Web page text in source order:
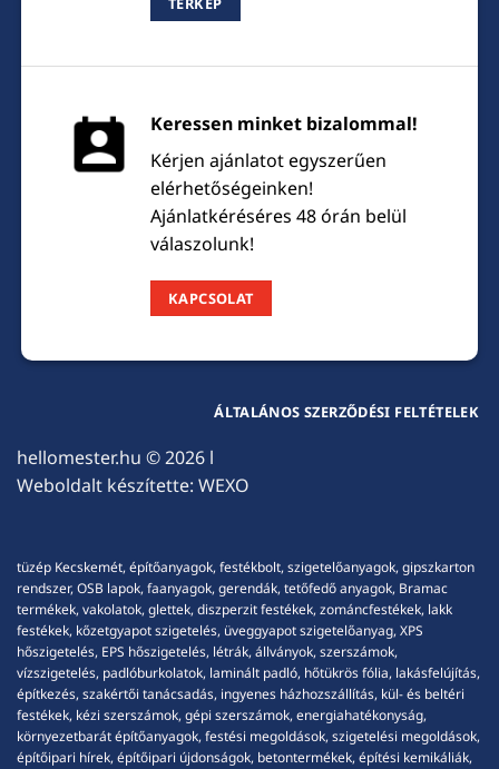
Keressen minket bizalommal!
Kérjen ajánlatot egyszerűen
elérhetőségeinken!
Ajánlatkéréséres 48 órán belül
válaszolunk!
KAPCSOLAT
hellomester.hu © 2026 l
Weboldalt készítette: WEXO
ÁLTALÁNOS SZERZŐDÉSI FELTÉTELEK
tüzép Kecskemét, építőanyagok, festékbolt, szigetelőanyagok, gipszkarton
rendszer, OSB lapok, faanyagok, gerendák, tetőfedő anyagok, Bramac
termékek, vakolatok, glettek, diszperzit festékek, zománcfestékek, lakk
festékek, kőzetgyapot szigetelés, üveggyapot szigetelőanyag, XPS
hőszigetelés, EPS hőszigetelés, létrák, állványok, szerszámok,
vízszigetelés, padlóburkolatok, laminált padló, hőtükrös fólia, lakásfelújítás,
építkezés, szakértői tanácsadás, ingyenes házhozszállítás, kül- és beltéri
festékek, kézi szerszámok, gépi szerszámok, energiahatékonyság,
környezetbarát építőanyagok, festési megoldások, szigetelési megoldások,
építőipari hírek, építőipari újdonságok, betontermékek, építési kemikáliák,